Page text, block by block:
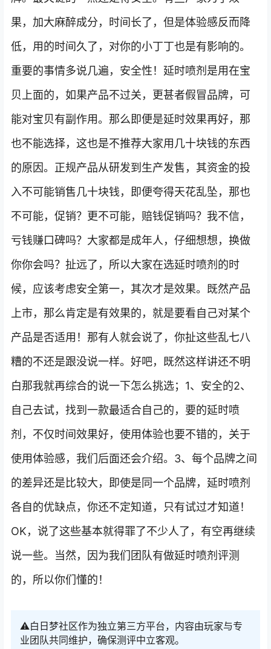
果，加大麻醉成分，时间长了，但是体验感反而降
低，用的时间久了，对你的小丁丁也是有影响的。
重要的事情多说几遍，安全性！延时喷剂是用在宝
贝上面的，如果产品不过关，更甚者假冒品牌，可
能对宝贝有副作用。那么即便是延时效果再好，那
也不能选择，这也是不推荐大家用几十块钱的东西
的原因。正规产品从研发到生产发售，其资金的投
入不可能销售几十块钱，即便夸得天花乱坠，那也
不可能，促销？更不可能，赔钱促销吗？我不信，
亏钱赚口碑吗？大家都是成年人，仔细想想，换做
你你会吗？扯远了，所以大家在选延时喷剂的时
候，应该考虑安全第一，其次才是效果。既然产品
上市，那么肯定是有效果的，就是要看自己对某个
产品是否适用！那有人就会说了，你扯这些乱七八
糟的不还是跟没说一样。好吧，既然这样讲还不明
白那我就再综合的说一下怎么挑选；1、安全的2、
自己去试，找到一款最适合自己的，要的延时喷
剂，不仅时间效果好，使用体验也要不错的，关于
使用体验感，我们后面还会介绍。3、每个品牌之间
的差异还是比较大，即使是同一个品牌，延时喷剂
各自的优缺点，你还不定知道，只有试过才知道！
OK，说了这些基本就得罪了不少人了，有空再继续
说一些。当然，因为我们团队有做延时喷剂评测
的，所以你们懂的！
⚠️白日梦社区作为独立第三方平台，内容由玩家与专
业团队共同维护，确保测评中立客观。